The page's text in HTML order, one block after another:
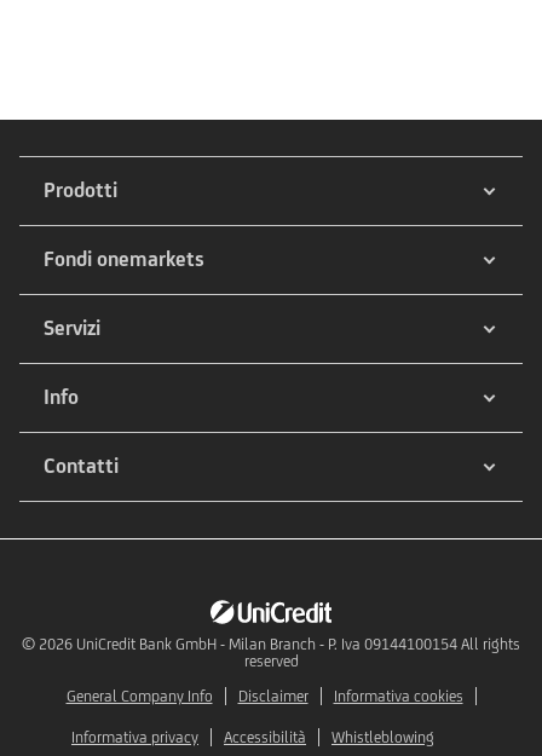
Prodotti
Fondi onemarkets
Servizi
Info
Contatti
© 2026 UniCredit Bank GmbH - Milan Branch - P. Iva 09144100154 All rights
reserved
General Company Info
Disclaimer Informativa cookies
Informativa privacy Accessibilità Whistleblowing